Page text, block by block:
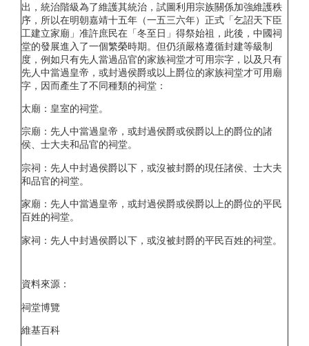
出，統治階級為了維護其統治，試圖利用宗族關係加強維護秩
序，所以在明朝嘉靖十五年（一五三六年）正式「乞詔天下臣
工建立家廟」准許庶民在「冬至日」得祭始祖，此後，中國祠
堂的發展進入了一個繁榮時期。但仍須嚴格遵循封建等級制
度，例如只有先人當過品官的家族祠堂才可用宗字，以及只有
先人中當過皇帝，或封過侯爵或以上爵位的家族祠堂才可用廟
字，因而產生了不同種類的祠堂：
太廟：皇室的祠堂。
宗廟：先人中當過皇帝，或封過侯爵或侯爵以上的爵位的諸
侯、士大夫和品官的祠堂。
宗祠：先人中封過侯爵以下，或沒被封爵的現任諸侯、士大夫
和品官的祠堂。
家廟：先人中當過皇帝，或封過侯爵或侯爵以上的爵位的平民
百姓的祠堂。
家祠：先人中封過侯爵以下，或沒被封爵的平民百姓的祠堂。
資料來源：
祠堂博覽
維基百科